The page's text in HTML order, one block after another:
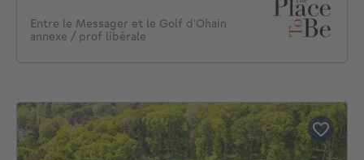
Entre le Messager et le Golf d'Ohain
annexe / prof libérale